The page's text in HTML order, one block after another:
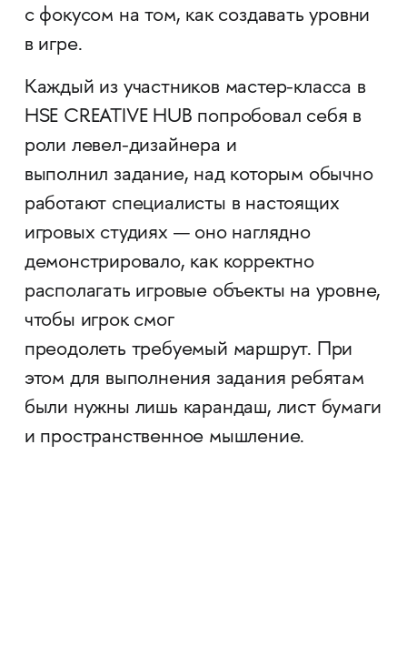
с фокусом на том, как создавать уровни
в игре.
Каждый из участников мастер-класса в
HSE CREATIVE HUB попробовал себя в
роли левел-дизайнера и
выполнил задание, над которым обычно
работают специалисты в настоящих
игровых студиях — оно наглядно
демонстрировало, как корректно
располагать игровые объекты на уровне,
чтобы игрок смог
преодолеть требуемый маршрут. При
этом для выполнения задания ребятам
были нужны лишь карандаш, лист бумаги
и пространственное мышление.